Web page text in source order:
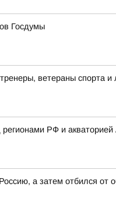
Госдумы
ветераны спорта и
РФ и акваторией
а затем отбился от